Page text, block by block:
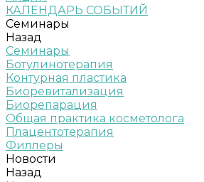
КАЛЕНДАРЬ СОБЫТИЙ
Семинары
Назад
Семинары
Ботулинотерапия
Контурная пластика
Биоревитализация
Биорепарация
Общая практика косметолога
Плацентотерапия
Филлеры
Новости
Назад